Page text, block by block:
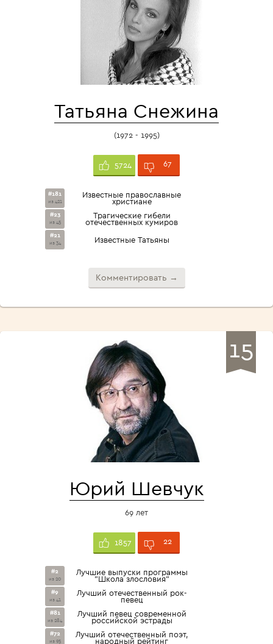
Татьяна Снежина
(1972 - 1995)
5724 67
#181
из 421
Известные православные
христиане
#23
из 45
Трагические гибели
отечественных кумиров
#21
из 34 Известные Татьяны
Комментировать →
15
Юрий Шевчук
69 лет
1857 22
#2
из 20
Лучшие выпуски программы
"Школа злословия"
#9
из 41
Лучший отечественный рок-
певец
#81
из 284
Лучший певец современной
российской эстрады
#72
из 95
Лучший отечественный поэт,
народный рейтинг